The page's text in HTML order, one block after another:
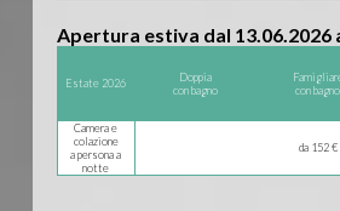
Apertura estiva dal 13.06.2026
Estate 2026
Doppia
con bagno
con bagno
Camera e
colazione
a persona a
notte
da 152 €